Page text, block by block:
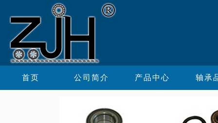
首页 公司简介 产品中心 轴承